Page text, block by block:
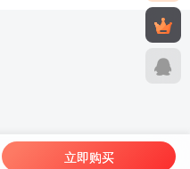
立即购买